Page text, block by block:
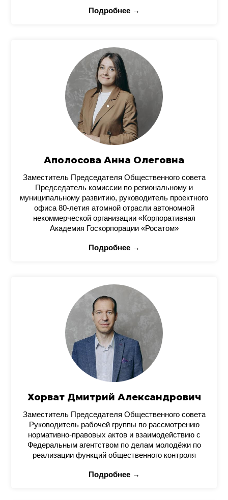
Подробнее →
Аполосова Анна Олеговна
Заместитель Председателя Общественного совета
Председатель комиссии по региональному и
муниципальному развитию, руководитель проектного
офиса 80-летия атомной отрасли автономной
некоммерческой организации «Корпоративная
Академия Госкорпорации «Росатом»
Подробнее →
Хорват Дмитрий Александрович
Заместитель Председателя Общественного совета
Руководитель рабочей группы по рассмотрению
нормативно-правовых актов и взаимодействию с
Федеральным агентством по делам молодёжи по
реализации функций общественного контроля
Подробнее →